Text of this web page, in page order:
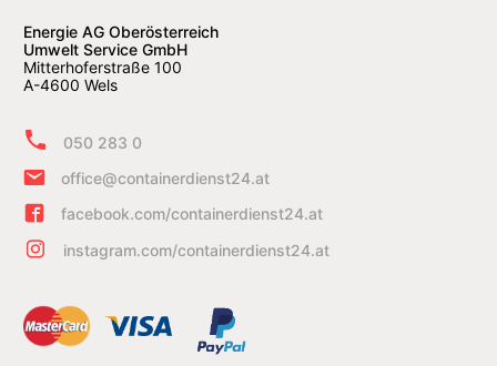
Energie AG Oberösterreich
Umwelt Service GmbH
Mitterhoferstraße 100
A-4600 Wels
050 283 0
office@containerdienst24.at
facebook.com/containerdienst24.at
instagram.com/containerdienst24.at